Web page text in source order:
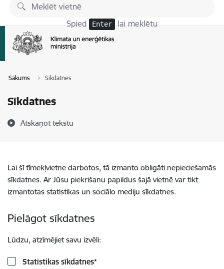
Pāriet uz lapas saturu
Spied Enter lai meklētu
Sākums Sīkdatnes
Sīkdatnes
Atskaņot tekstu
Lai šī tīmekļvietne darbotos, tā izmanto obligāti nepieciešamās
sīkdatnes. Ar Jūsu piekrišanu papildus šajā vietnē var tikt
izmantotas statistikas un sociālo mediju sīkdatnes.
Pielāgot sīkdatnes
Lūdzu, atzīmējiet savu izvēli:
Statistikas sīkdatnes*